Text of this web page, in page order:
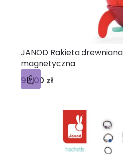
JANOD Rakieta drewniana
magnetyczna
Cena
99,00 zł